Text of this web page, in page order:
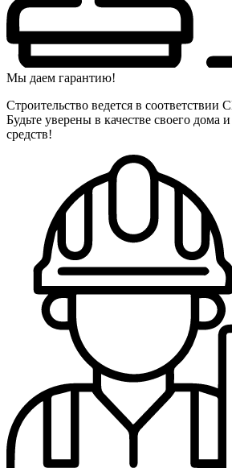
Мы даем гарантию!
Строительство ведется в
Будьте уверены в качестве своего дома
средств!